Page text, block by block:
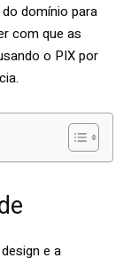
domínio para
com que as
o PIX por
e a